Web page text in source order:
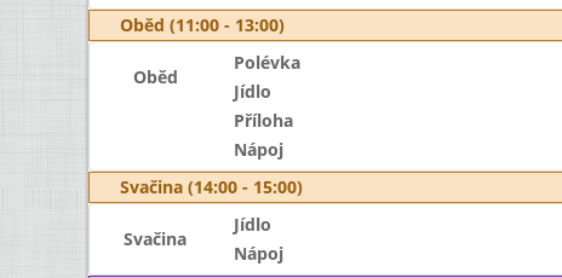
Oběd (11:00 - 13:00)
Oběd
Polévka
Jídlo
Příloha
Nápoj
Svačina (14:00 - 15:00)
Svačina
Jídlo
Nápoj